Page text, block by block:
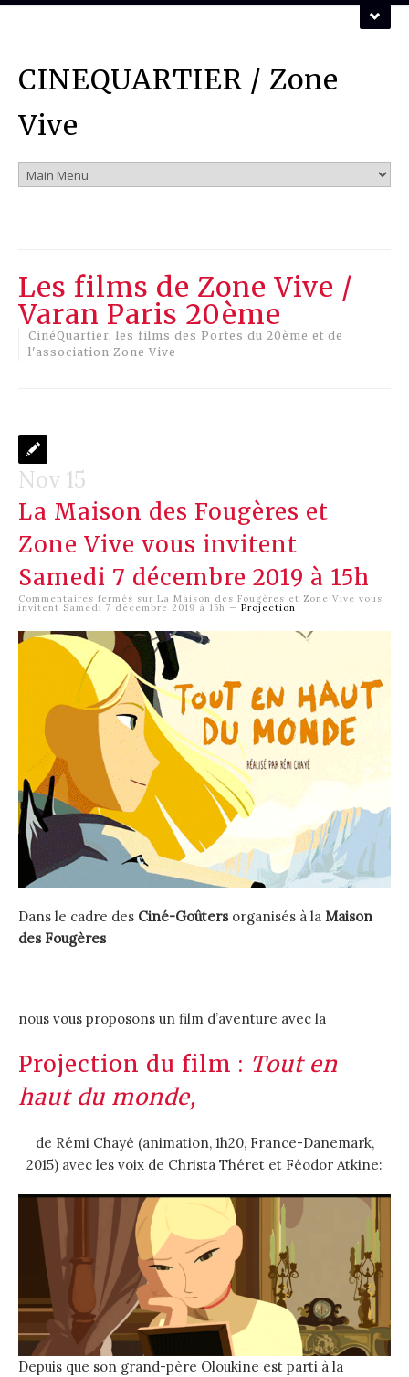
Vous pouvez nous contacter par mail : mail
CINEQUARTIER / Zone
Vive
Les films de Zone Vive /
Varan Paris 20ème
CinéQuartier, les films des Portes du 20ème et de
l'association Zone Vive
Nov 15
La Maison des Fougères et
Zone Vive vous invitent
Samedi 7 décembre 2019 à 15h
Commentaires fermés sur La Maison des Fougères et Zone Vive vous
invitent Samedi 7 décembre 2019 à 15h — Projection
Dans le cadre des Ciné-Goûtersorganisés à la Maison
des Fougères
nous vous proposons un film d’aventure avec la
Projection du film : Tout en
haut du monde,
de Rémi Chayé (animation, 1h20, France-Danemark,
2015) avec les voix de Christa Théret et Féodor Atkine:
Depuis que son grand-père Oloukine est parti à la